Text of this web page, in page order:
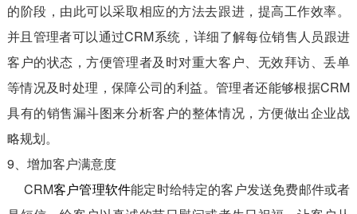
的阶段，由此可以采取相应的方法去跟进，提高工作效率。
并且管理者可以通过CRM系统，详细了解每位销售人员跟进
客户的状态，方便管理者及时对重大客户、无效拜访、丢单
等情况及时处理，保障公司的利益。管理者还能够根据CRM
具有的销售漏斗图来分析客户的整体情况，方便做出企业战
略规划。
9、增加客户满意度
CRM客户管理软件能定时给特定的客户发送免费邮件或者